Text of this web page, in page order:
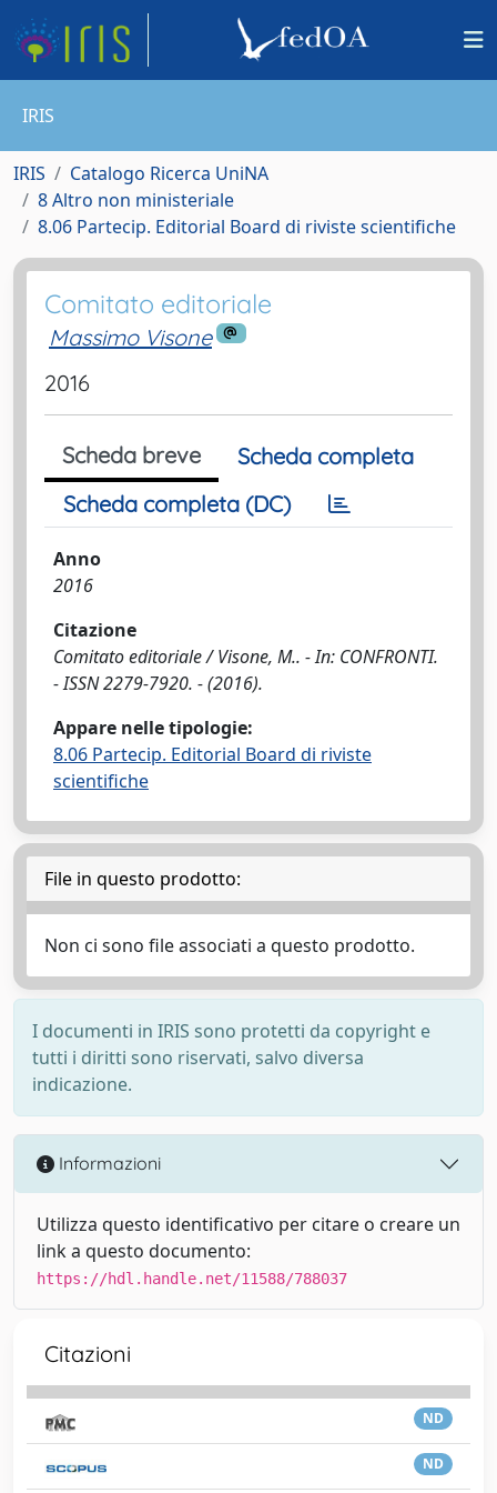
IRIS
IRIS
Catalogo Ricerca UniNA
8 Altro non ministeriale
8.06 Partecip. Editorial Board di riviste scientifiche
Comitato editoriale
Massimo Visone
2016
Scheda breve
Scheda completa
Scheda completa (DC)
Anno
2016
Citazione
Comitato editoriale / Visone, M.. - In: CONFRONTI.
- ISSN 2279-7920. - (2016).
Appare nelle tipologie:
8.06 Partecip. Editorial Board di riviste
scientifiche
File in questo prodotto:
Non ci sono file associati a questo prodotto.
I documenti in IRIS sono protetti da copyright e
tutti i diritti sono riservati, salvo diversa
indicazione.
Informazioni
Utilizza questo identificativo per citare o creare un
link a questo documento:
https://hdl.handle.net/11588/788037
Citazioni
ND
ND